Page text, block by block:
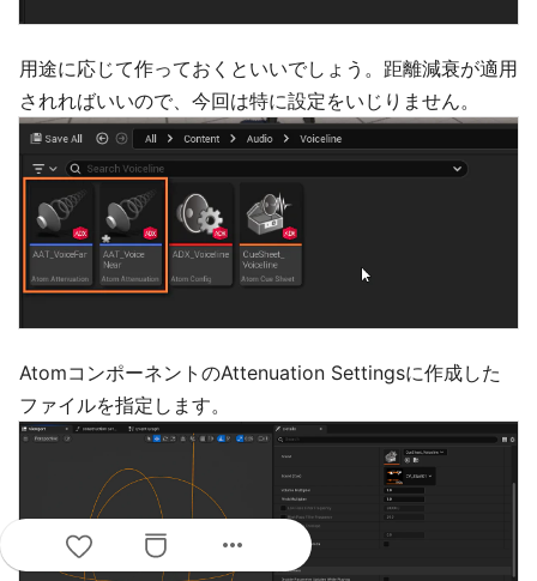
用途に応じて作っておくといいでしょう。距離減衰が適用
されればいいので、今回は特に設定をいじりません。
AtomコンポーネントのAttenuation Settingsに作成した
ファイルを指定します。
more_horiz